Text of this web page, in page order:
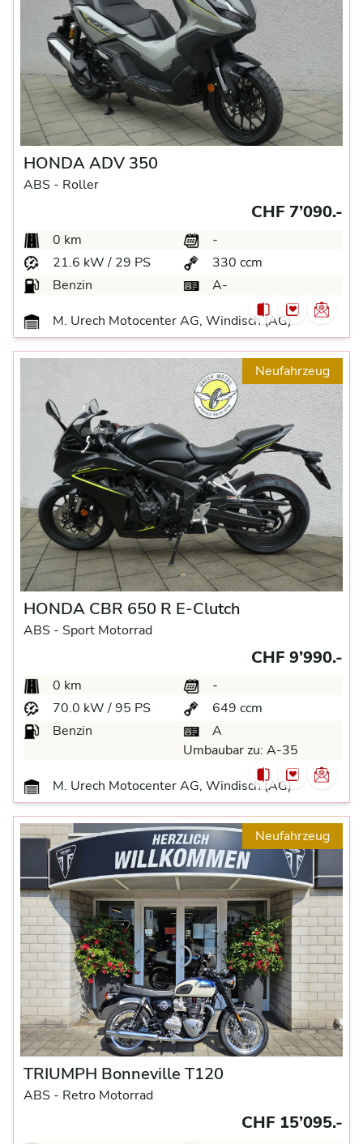
HONDA ADV 350
ABS - Roller
CHF 7’090.-
0 km
-
21.6 kW / 29 PS
330 ccm
Benzin
A-
M. Urech Motocenter AG, Windisch (AG)
Neufahrzeug
HONDA CBR 650 R E-Clutch
ABS - Sport Motorrad
CHF 9’990.-
0 km
-
70.0 kW / 95 PS
649 ccm
Benzin
A
Umbaubar zu: A-35
M. Urech Motocenter AG, Windisch (AG)
Neufahrzeug
TRIUMPH Bonneville T120
ABS - Retro Motorrad
CHF 15’095.-